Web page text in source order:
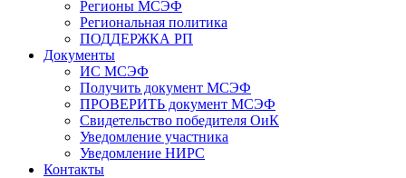
Регионы МСЭФ
Региональная политика
ПОДДЕРЖКА РП
Документы
ИС МСЭФ
Получить документ МСЭФ
ПРОВЕРИТЬ документ МСЭФ
Свидетельство победителя ОиК
Уведомление участника
Уведомление НИРС
Контакты